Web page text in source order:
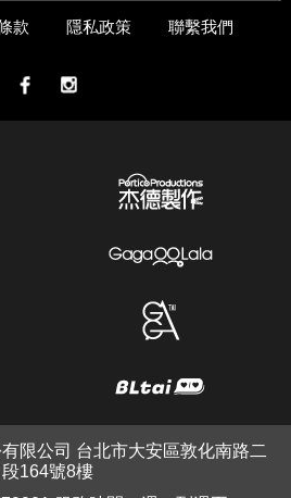
款 隱私政策 聯繫我們
限公司 台北市大安區敦化南路二
段164號8樓